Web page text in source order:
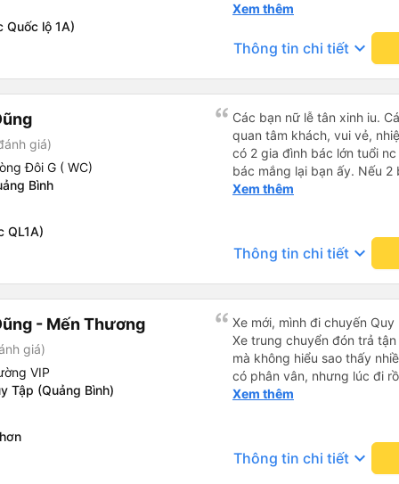
Quốc lộ 1A)
cho hoàng long đỏ 👍
Xem thêm
Thông tin chi tiết keyboard_arrow_down
giá)
Đôi G ( WC)
Bình
QL1A)
Các bạn nữ lễ tân xinh iu.
quan tâm khách, vui vẻ, nhiệt tình. Trong
có 2 gia đình bác lớn tuổi
bác mắng lại bạn ấy. Nếu
ngược lại nha. Bạn ấy nhắc
bị phản ánh thì đừng trừ
thì bảo bạn ấy liên hệ sđt
(một mình) yêu luôn.
lần xe rẽ 1 cái là ✈️ Ít đi xe
10/10.
Xem thêm
Thông tin chi tiết keyboard_arrow_down
- Mến Thương
giá)
VIP
Tập (Quảng Bình)
Xe mới, mình đi chuyến
Xe trung chuyển đón trả
mà không hiểu sao thấy
có phân vân, nhưng lúc đi
viên đều thân thiện, nhiệt tình. Nhắn tin cho anh phụ lái
nhẹ rồi :) Xe mới, điều hoà
nhiều đánh giá thấp? Mọi
Xem thêm
Thông tin chi tiết keyboard_arrow_down